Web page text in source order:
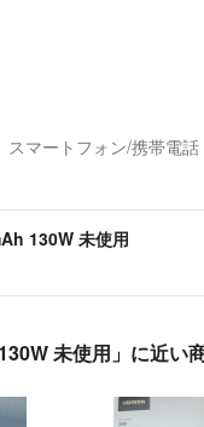
スマートフォン/携帯電話
130W 未使用
未使用」に近い